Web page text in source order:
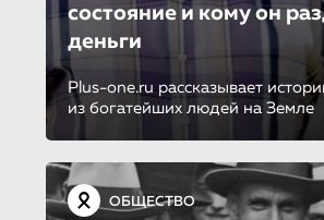
состояние и кому он
деньги
Plus-one.ru рассказывает
из богатейших людей на Земле
ОБЩЕСТВО